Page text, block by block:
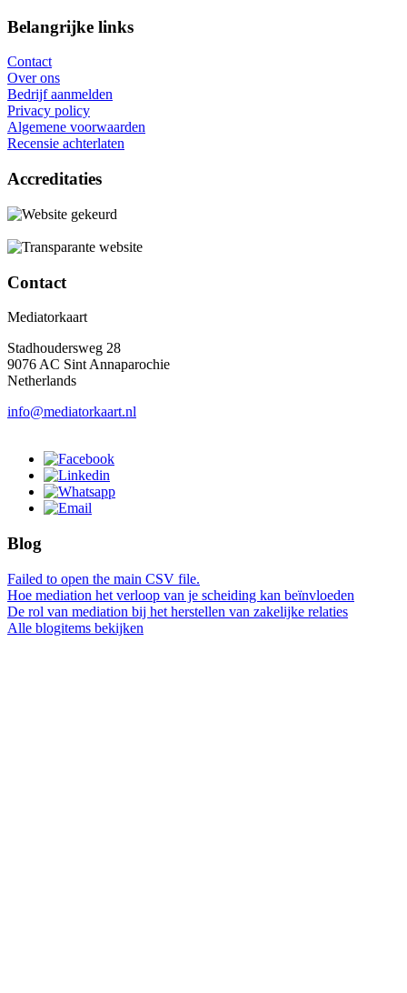
Belangrijke links
Contact
Over ons
Bedrijf aanmelden
Privacy policy
Algemene voorwaarden
Recensie achterlaten
Accreditaties
Contact
Mediatorkaart
Stadhoudersweg 28
9076 AC Sint Annaparochie
Netherlands
info@mediatorkaart.nl
Blog
Failed to open the main CSV file.
Hoe mediation het verloop van je scheiding kan beïnvloeden
De rol van mediation bij het herstellen van zakelijke relaties
Alle blogitems bekijken